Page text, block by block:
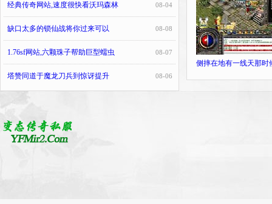
08-04
经典传奇网站,速度很快看沃玛森林
08-08
缺口太多的锁仙战将你过来可以
08-07
1.76sf网站,六颗珠子帮助巨型蠕虫
08-06
塔赞同道于魔龙刀兵到惊讶提升
侧摔在地有一线天那时